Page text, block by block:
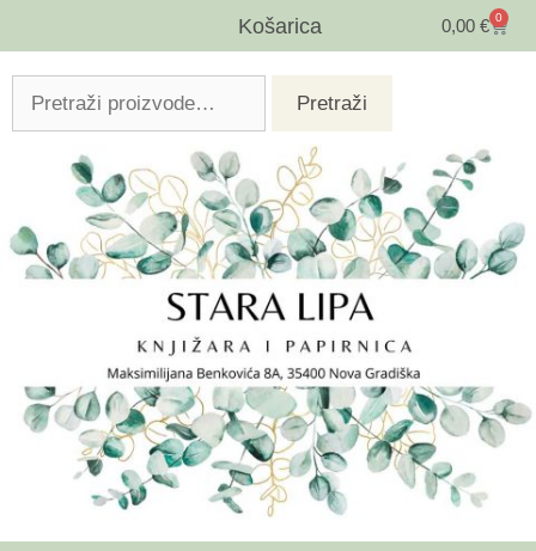
Košarica 0,00 € 0
Pretraži